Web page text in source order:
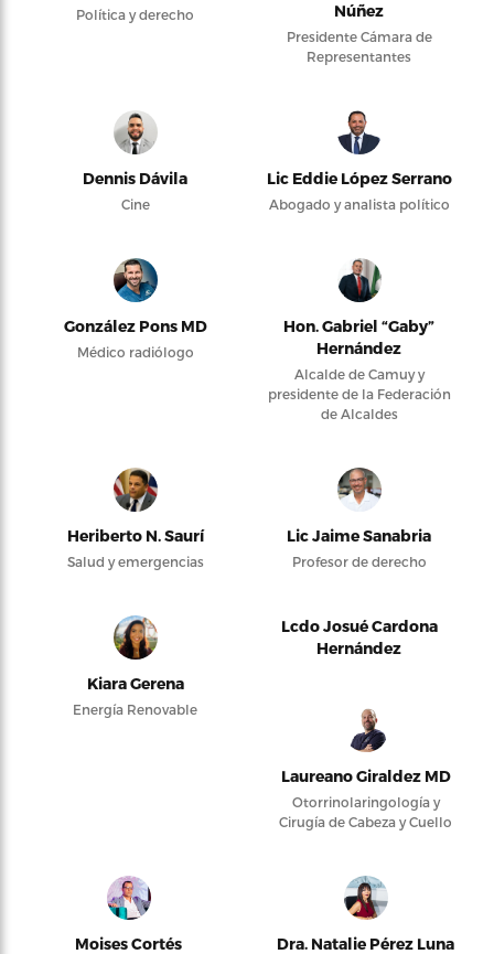
Política y derecho
Núñez
Presidente Cámara de
Representantes
Dennis Dávila
Cine
Lic Eddie López Serrano
Abogado y analista político
González Pons MD
Médico radiólogo
Hon. Gabriel “Gaby”
Hernández
Alcalde de Camuy y
presidente de la Federación
de Alcaldes
Heriberto N. Saurí
Salud y emergencias
Lic Jaime Sanabria
Profesor de derecho
Kiara Gerena
Energía Renovable
Lcdo Josué Cardona
Hernández
Laureano Giraldez MD
Otorrinolaringología y
Cirugía de Cabeza y Cuello
Moises Cortés Dra. Natalie Pérez Luna